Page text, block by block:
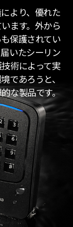
より、優れた
ます。外から
保護されてい
いたシーリン
術によって実
であろうと、
な製品です。